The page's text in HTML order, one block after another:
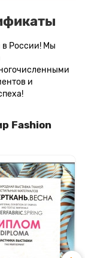
в России! Мы
и
Fashion